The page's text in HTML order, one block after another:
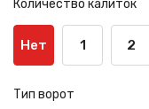
Количество калиток
Нет 1 2
Тип ворот